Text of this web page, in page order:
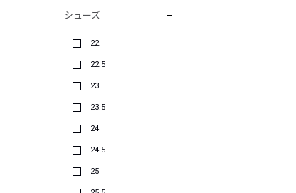
シューズ
22
22.5
23
23.5
24
24.5
25